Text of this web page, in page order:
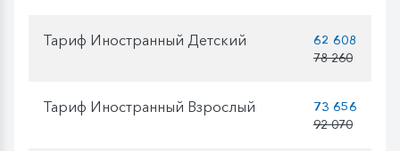
Тариф Иностранный Детский
62 608
78 260
Тариф Иностранный Взрослый
73 656
92 070